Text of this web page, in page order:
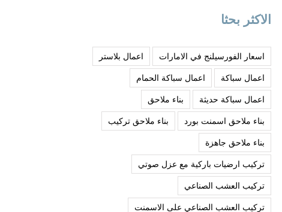
الاكثر بحثا
اسعار الفورسيلنج في الامارات
اعمال بلاستر
اعمال سباكة
اعمال سباكة الحمام
اعمال سباكة حديثة
بناء ملاحق
بناء ملاحق اسمنت بورد
بناء ملاحق تركيب
بناء ملاحق جاهزة
تركيب ارضيات باركية مع عزل صوتي
تركيب العشب الصناعي
تركيب العشب الصناعي على الاسمنت